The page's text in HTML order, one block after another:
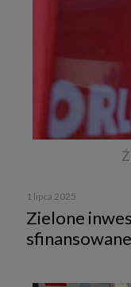
1 lipca 2025
Zielone